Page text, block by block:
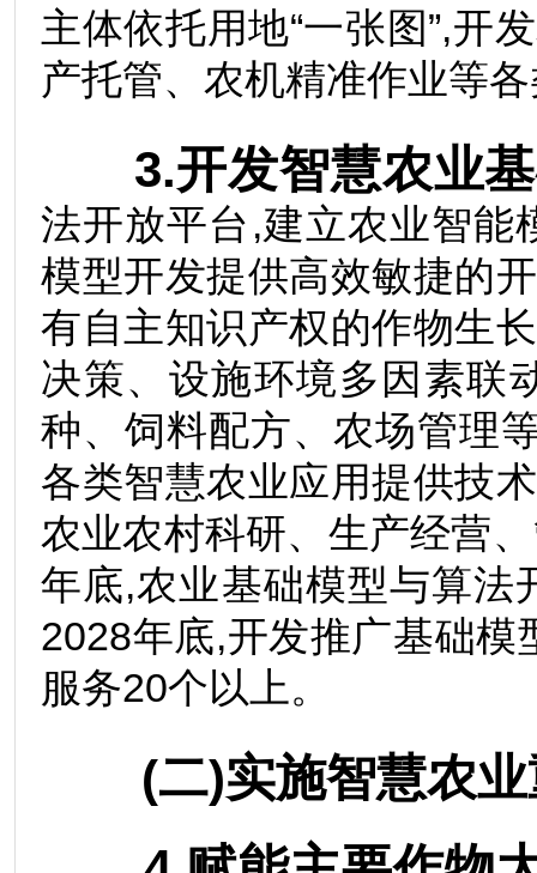
主体依托用地“一张图”,开
产托管、农机精准作业等
3.开发智慧农业
法开放平台,建立农业智能
模型开发提供高效敏捷的
有自主知识产权的作物生
决策、设施环境多因素联
种、饲料配方、农场管理
各类智慧农业应用提供技
农业农村科研、生产经营
年底,农业基础模型与算法
2028年底,开发推广基础
服务20个以上。
(二)实施智慧农业